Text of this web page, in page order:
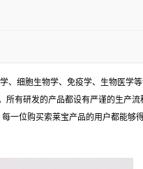
细胞生物学、免疫学、生物医学
有研发的产品都设有严谨的生产
一位购买索莱宝产品的用户都能够